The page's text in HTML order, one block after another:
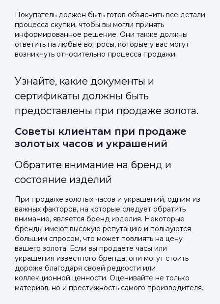
Покупатель должен быть готов объяснить все детали
процесса скупки, чтобы вы могли принять
информированное решение. Они также должны
ответить на любые вопросы, которые у вас могут
возникнуть относительно процесса продажи.
Узнайте, какие документы и
сертификаты должны быть
предоставлены при продаже золота.
Советы клиентам при продаже
золотых часов и украшений
Обратите внимание на бренд и
состояние изделий
При продаже золотых часов и украшений, одним из
важных факторов, на которые следует обратить
внимание, является бренд изделия. Некоторые
бренды имеют высокую репутацию и пользуются
большим спросом, что может повлиять на цену
вашего золота. Если вы продаете часы или
украшения известного бренда, они могут стоить
дороже благодаря своей редкости или
коллекционной ценности. Оценивайте не только
материал, но и престижность самого производителя.